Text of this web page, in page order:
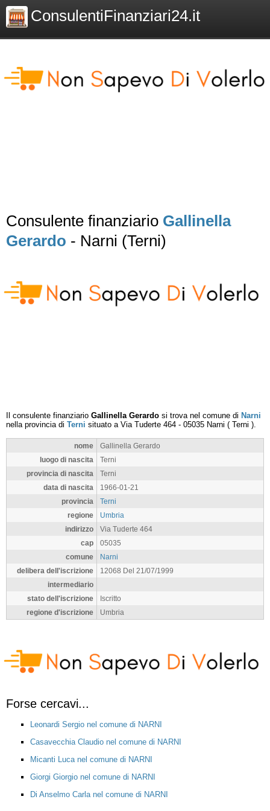
ConsulentiFinanziari24.it
Consulente finanziario Gallinella
Gerardo - Narni (Terni)
Il consulente finanziario Gallinella Gerardo si trova nel comune di Narni
nella provincia di Terni situato a Via Tuderte 464 - 05035 Narni ( Terni ).
nome
Gallinella Gerardo
luogo di nascita
Terni
provincia di nascita
Terni
data di nascita
1966-01-21
provincia
Terni
regione
Umbria
indirizzo
Via Tuderte 464
cap
05035
comune
Narni
delibera dell'iscrizione
12068 Del 21/07/1999
intermediario
stato dell'iscrizione
Iscritto
regione d'iscrizione
Umbria
Forse cercavi...
Leonardi Sergio nel comune di NARNI
Casavecchia Claudio nel comune di NARNI
Micanti Luca nel comune di NARNI
Giorgi Giorgio nel comune di NARNI
Di Anselmo Carla nel comune di NARNI